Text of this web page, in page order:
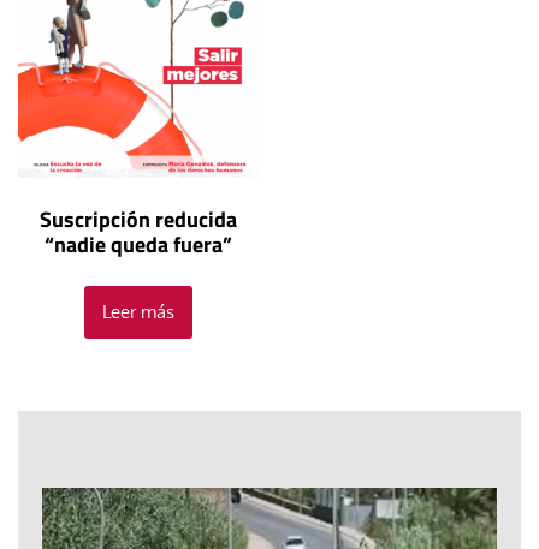
Suscripción reducida
“nadie queda fuera”
Leer más